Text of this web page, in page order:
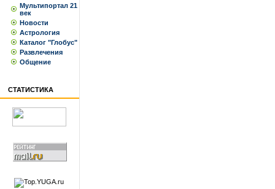
Мультипортал 21
век
Новости
Астрология
Каталог "Глобус"
Развлечения
Общение
СТАТИСТИКА